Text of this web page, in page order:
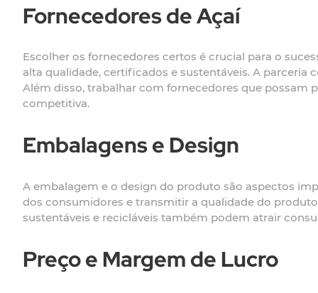
Fornecedores de Açaí
Escolher os fornecedores certos é crucial para o
alta qualidade, certificados e sustentáveis. A parceria
Além disso, trabalhar com fornecedores que possam
competitiva.
Embalagens e Design
A embalagem e o design do produto são aspectos
dos consumidores e transmitir a qualidade do
sustentáveis e recicláveis também podem atrair
Preço e Margem de Lucro